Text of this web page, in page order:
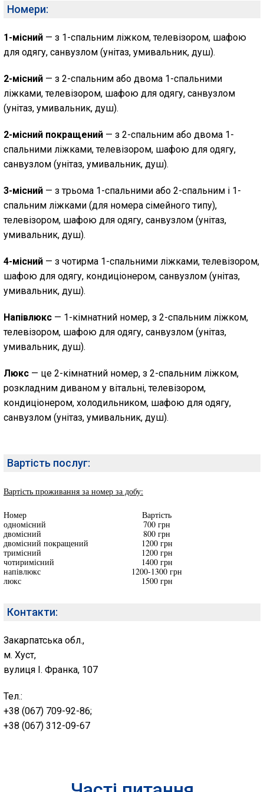
Номери:
1-місний — з 1-спальним ліжком, телевізором, шафою
для одягу, санвузлом (унітаз, умивальник, душ).
2-місний — з 2-спальним або двома 1-спальними
ліжками, телевізором, шафою для одягу, санвузлом
(унітаз, умивальник, душ).
2-місний покращений — з 2-спальним або двома 1-
спальними ліжками, телевізором, шафою для одягу,
санвузлом (унітаз, умивальник, душ).
3-місний — з трьома 1-спальними або 2-спальним і 1-
спальним ліжками (для номера сімейного типу),
телевізором, шафою для одягу, санвузлом (унітаз,
умивальник, душ).
4-місний — з чотирма 1-спальними ліжками, телевізором,
шафою для одягу, кондиціонером, санвузлом (унітаз,
умивальник, душ).
Напівлюкс — 1-кімнатний номер, з 2-спальним ліжком,
телевізором, шафою для одягу, санвузлом (унітаз,
умивальник, душ).
Люкс — це 2-кімнатний номер, з 2-спальним ліжком,
розкладним диваном у вітальні, телевізором,
кондиціонером, холодильником, шафою для одягу,
санвузлом (унітаз, умивальник, душ).
Вартість послуг:
Вартість проживання за номер за добу:
Номер
Вартість
одномісний
700 грн
двомісний
800 грн
двомісний покращений
1200 грн
тримісний
1200 грн
чотиримісний
1400 грн
напівлюкс
1200-1300 грн
люкс
1500 грн
Контакти:
Закарпатська обл.,
м. Хуст,
вулиця І. Франка, 107
Тел.:
+38 (067) 709-92-86;
+38 (067) 312-09-67